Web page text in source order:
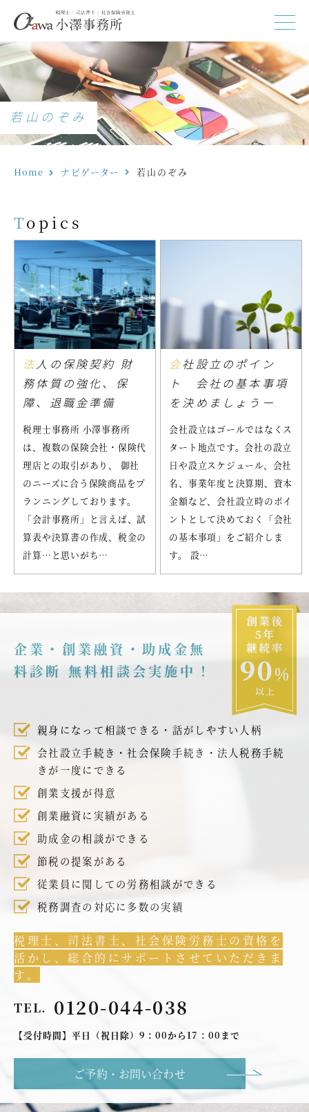
若山のぞみ
Home ナビゲーター 若山のぞみ
Topics
法人の保険契約 財
務体質の強化、保
障、退職金準備
税理士事務所 小澤事務所
は、複数の保険会社・保険代
理店との取引があり、 御社
のニーズに合う保険商品をプ
ランニングしております。
「会計事務所」と言えば、試
算表や決算書の作成、税金の
計算…と思いがち…
会社設立のポイン
ト 会社の基本事項
を決めましょうー
会社設立はゴールではなくス
タート地点です。会社の設立
日や設立スケジュール、会社
名、事業年度と決算期、資本
金額など、会社設立時のポイ
ントとして決めておく「会社
の基本事項」をご紹介しま
す。 設…
企業・創業融資・助成金無
料診断 無料相談会実施中！
親身になって相談できる・話がしやすい人柄
会社設立手続き・社会保険手続き・法人税務手続
きが一度にできる
創業支援が得意
創業融資に実績がある
助成金の相談ができる
節税の提案がある
従業員に関しての労務相談ができる
税務調査の対応に多数の実績
税理士、司法書士、社会保険労務士の資格を
活かし、総合的にサポートさせていただきま
す。
TEL. 0120-044-038
【受付時間】平日（祝日除）9：00から17：00まで
ご予約・お問い合わせ